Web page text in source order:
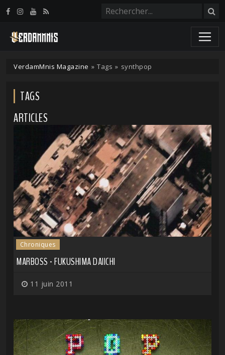
VerdamMnis Magazine » Tags » synthpop
TAGS
ARTICLES
Chroniques
MARBOSS - FUKUSHIMA DAIICHI
11 juin 2011
Panneau de gestion des cookies